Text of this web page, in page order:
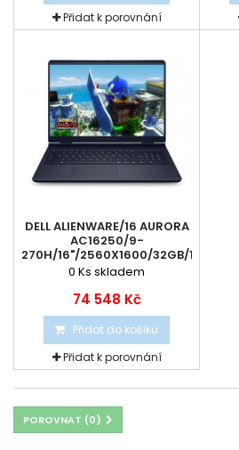
Přidat k porovnání
DELL ALIENWARE/16 AURORA
AC16250/9-
270H/16"/2560X1600/32GB/1TB/RTX...
0 Ks skladem
74 548 Kč
Přidat do košíku
Přidat k porovnání
POROVNAT (0)